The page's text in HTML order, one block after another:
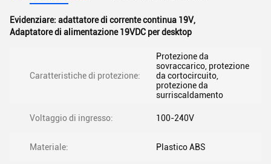
Evidenziare: adattatore di corrente continua 19V,
Adaptatore di alimentazione 19VDC per desktop
Caratteristiche di protezione:
Protezione da
sovraccarico, protezione
da cortocircuito,
protezione da
surriscaldamento
Voltaggio di ingresso: 100-240V
Materiale: Plastico ABS